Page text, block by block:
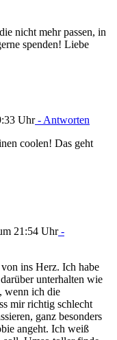
nicht mehr passen, in
spenden! Liebe
Uhr- Antworten
coolen! Das geht
21:54 Uhr-
ins Herz. Ich habe
unterhalten wie
wenn ich die
mir richtig schlecht
ganz besonders
angeht. Ich weiß